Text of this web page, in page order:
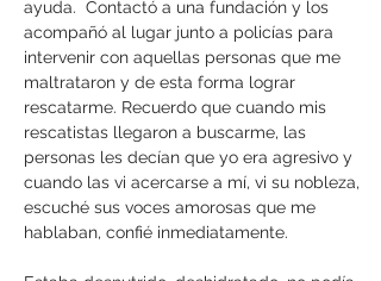
ayuda. Contactó a una fundación y los
acompañó al lugar junto a policías para
intervenir con aquellas personas que me
maltrataron y de esta forma lograr
rescatarme. Recuerdo que cuando mis
rescatistas llegaron a buscarme, las
personas les decían que yo era agresivo y
cuando las vi acercarse a mí, vi su nobleza,
escuché sus voces amorosas que me
hablaban, confié inmediatamente.